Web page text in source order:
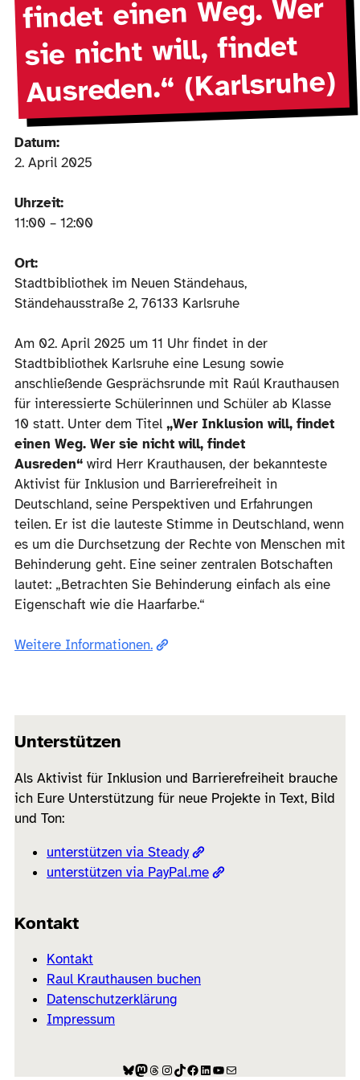
findet einen Weg. Wer
sie nicht will, findet
Ausreden.“ (Karlsruhe)
Datum:
2. April 2025
Uhrzeit:
11:00 – 12:00
Ort:
Stadtbibliothek im Neuen Ständehaus,
Ständehausstraße 2, 76133 Karlsruhe
Am 02. April 2025 um 11 Uhr findet in der
Stadtbibliothek Karlsruhe eine Lesung sowie
anschließende Gesprächsrunde mit Raúl Krauthausen
für interessierte Schülerinnen und Schüler ab Klasse
10 statt. Unter dem Titel „Wer Inklusion will, findet
einen Weg. Wer sie nicht will, findet
Ausreden“ wird Herr Krauthausen, der bekannteste
Aktivist für Inklusion und Barrierefreiheit in
Deutschland, seine Perspektiven und Erfahrungen
teilen. Er ist die lauteste Stimme in Deutschland, wenn
es um die Durchsetzung der Rechte von Menschen mit
Behinderung geht. Eine seiner zentralen Botschaften
lautet: „Betrachten Sie Behinderung einfach als eine
Eigenschaft wie die Haarfarbe.“
Weitere Informationen.
Unterstützen
Als Aktivist für Inklusion und Barrierefreiheit brauche
ich Eure Unterstützung für neue Projekte in Text, Bild
und Ton:
unterstützen via Steady
unterstützen via PayPal.me
Kontakt
Kontakt
Raul Krauthausen buchen
Datenschutzerklärung
Impressum
Bluesky
Mastodon
Threads
Instagram
TikTok
Facebook
LinkedIn
YouTube
E-Mail